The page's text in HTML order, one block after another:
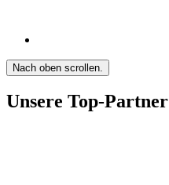
Nach oben scrollen.
Unsere Top-Partner